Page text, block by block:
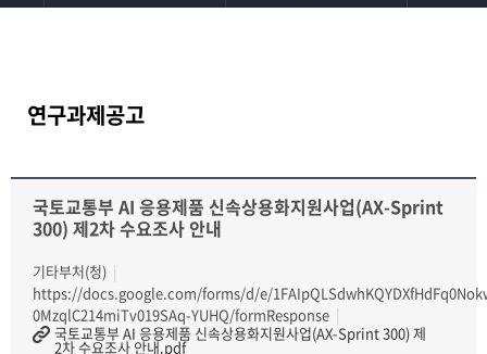
연구과제공고
국토교통부 AI 응용제품 신속상용화지원사업(AX-Sprint
300) 제2차 수요조사 안내
기타부처(청)
https://docs.google.com/forms/d/e/
0MzqlC214miTv019SAq-YUHQ/formResponse
국토교통부 AI 응용제품 신속상용화지원사업(AX-Sprint 300) 제
2차 수요조사 안내.pdf